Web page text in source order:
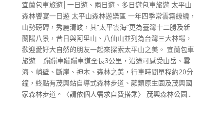
宜蘭包車旅遊│一日遊、兩日遊、多日遊包車旅遊 太平山
森林饗宴一日遊 太平山森林遊樂區 一年四季常雲霧繚繞，
山勢磅磚，秀麗清峻，其”太平雲海”更為臺灣十二勝及新
蘭陽八景，昔日與阿里山、八仙山並列為台灣三大林場，
歡迎愛好大自然的朋友一起來探索太平山之美。 宜蘭包車
旅遊 蹦蹦車蹦蹦車道全長3公里，沿途可感受山岳、雲
海、峭壁、斷崖、神木、森林之美，行車時間單程約20分
鐘，終點有茂興站自導式森林步道、蕨類原生園及茂興國
家森林步道。〈請依個人需求自費搭乘〉 茂興森林公園...